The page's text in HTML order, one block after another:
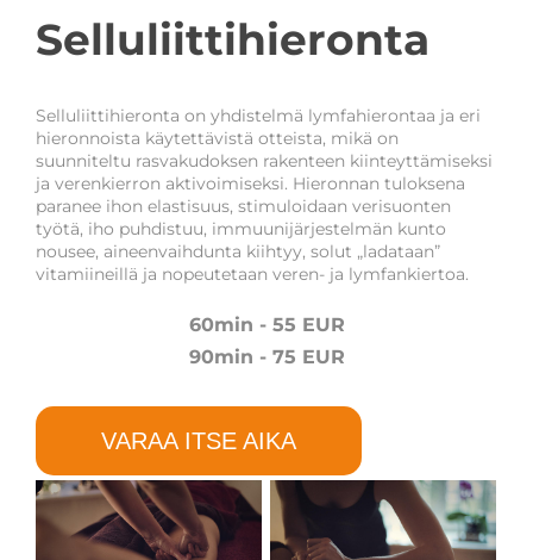
Selluliittihieronta
Selluliittihieronta on yhdistelmä lymfahierontaa ja eri
hieronnoista käytettävistä otteista, mikä on
suunniteltu rasvakudoksen rakenteen kiinteyttämiseksi
ja verenkierron aktivoimiseksi. Hieronnan tuloksena
paranee ihon elastisuus, stimuloidaan verisuonten
työtä, iho puhdistuu, immuunijärjestelmän kunto
nousee, aineenvaihdunta kiihtyy, solut „ladataan”
vitamiineillä ja nopeutetaan veren- ja lymfankiertoa.
60min - 55 EUR
90min - 75 EUR
VARAA ITSE AIKA